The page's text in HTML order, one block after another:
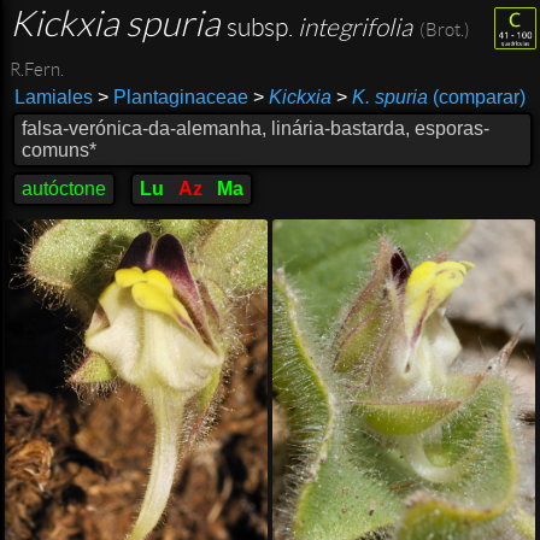
Kickxia spuria subsp. integrifolia (Brot.)
R.Fern.
Lamiales >Plantaginaceae > Kickxia > K. spuria (comparar)
falsa-verónica-da-alemanha, linária-bastarda, esporas-
comuns*
autóctone
Lu Az Ma